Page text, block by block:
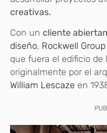
creativas.
Con un cliente
diseño, Rockwell Group
que fuera el edificio de
originalmente por el
William Lescaze en